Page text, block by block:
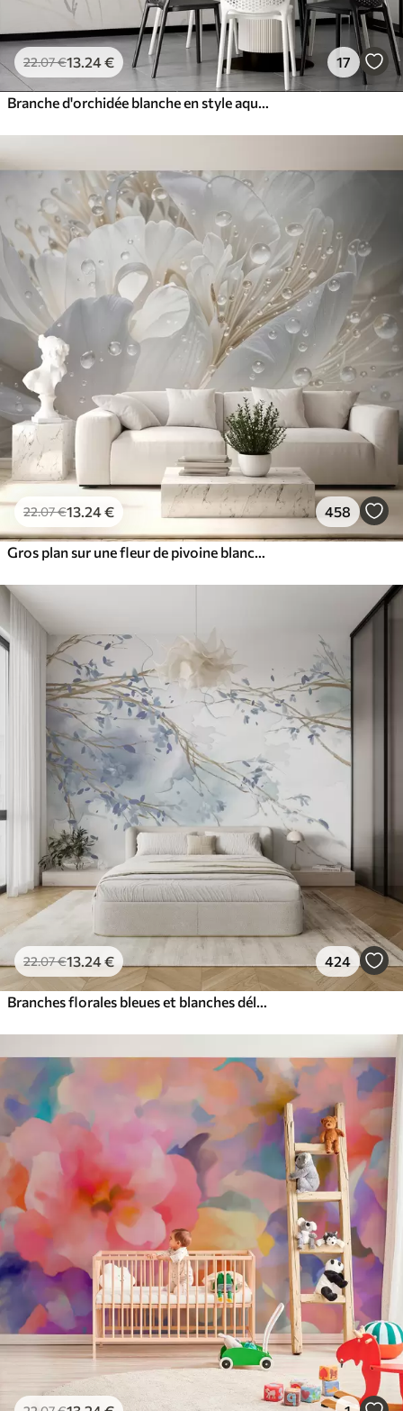
22.07€13.24€ 17
Branche d'orchidée blanche en style aquarelle
22.07€13.24€ 458
Gros plan sur une fleur de pivoine blanche aux pétales délicats et aux gouttes d'eau
22.07€13.24€ 424
Branches florales bleues et blanches délicates avec fond aquarelle doux et flou